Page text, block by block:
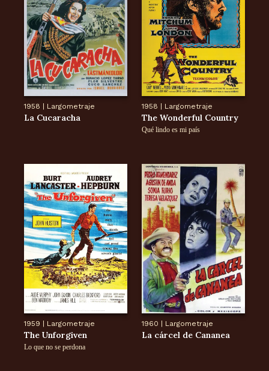
1958 Largometraje
La Cucaracha
1958 Largometraje
The Wonderful Country
Qué lindo es mi país
1959 | Largometraje
The Unforgiven
Lo que no se perdona
1960 | Largometraje
La cárcel de Cananea